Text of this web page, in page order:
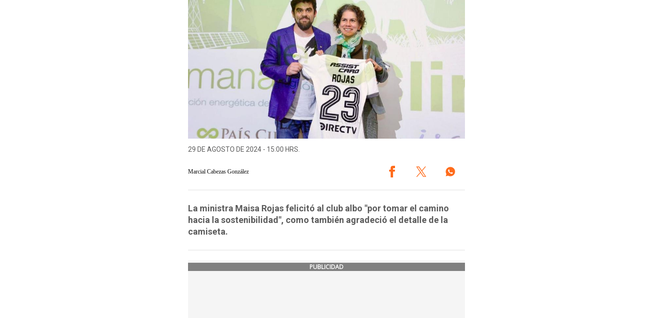
29 DE AGOSTO DE 2024 - 15:00 HRS.
Marcial Cabezas González
La ministra Maisa Rojas felicitó al club albo "por tomar el camino
hacia la sostenibilidad", como también agradeció el detalle de la
camiseta.
PUBLICIDAD